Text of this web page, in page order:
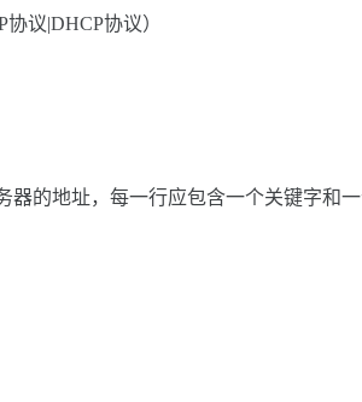
议|DHCP协议）
的地址，每一行应包含一个关键字和